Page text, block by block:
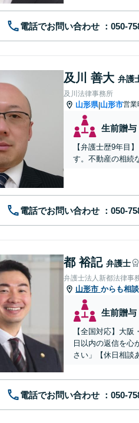
電話でお問い合わせ
及川 善大 弁護
及川法律事務所
山形県|山形市営業
生前贈与
【弁護士歴9年目
す。不動産の相続
電話でお問い合わせ
都 裕記 弁護士
弁護士法人新都法律事
山形市 からも相
生前贈与
【全国対応】大
日以内の返信を心
さい」【休日相談
電話でお問い合わせ